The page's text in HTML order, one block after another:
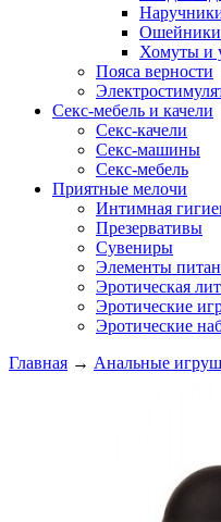
Ошейники
Хомуты и
Пояса верности
Секс-мебель и качели
Секс-качели
Секс-машины
Секс-мебель
Приятные мелочи
Интимная
Презервативы
Сувениры
Элементы
Эротическая
Эротические
Эротические
Главная → Анальные